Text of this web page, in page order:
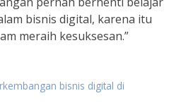
bisnis digital, karena itu
meraih kesuksesan.”
bisnis digital di